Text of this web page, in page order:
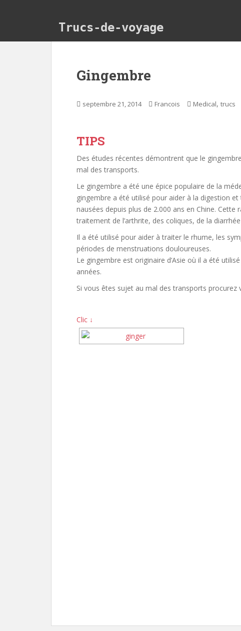
Trucs-de-voyage
Gingembre
septembre 21, 2014 Francois Medical, trucs
TIPS
Des études récentes démontrent que le
mal des transports.
Le gingembre a été une épice populaire de la
gingembre a été utilisé pour aider à la digestion
nausées depuis plus de 2.000 ans en Chine.
traitement de l’arthrite, des coliques, de la
Il a été utilisé pour aider à traiter le rhume, les
périodes de menstruations douloureuses.
Le gingembre est originaire d’Asie où il a été
années.
Si vous êtes sujet au mal des transports
Clic ↓